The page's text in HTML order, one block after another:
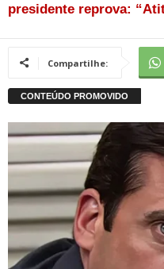
presidente reprova:
Compartilhe: